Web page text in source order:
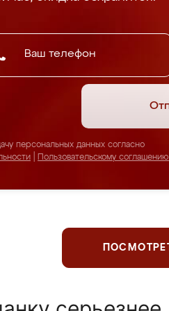
персональных данных согласно
Пользовательскому соглашению